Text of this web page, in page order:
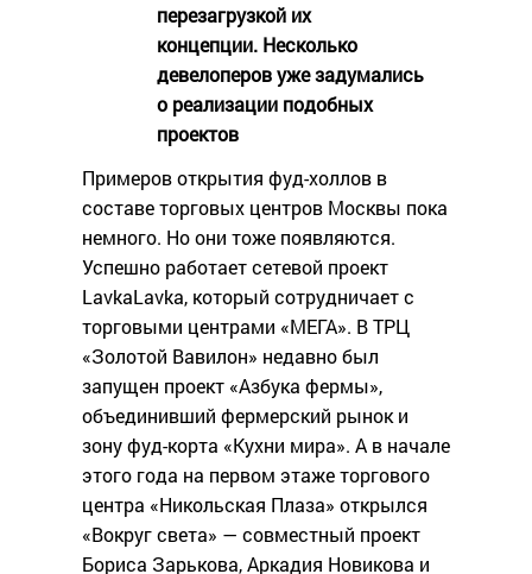
перезагрузкой их
концепции. Несколько
девелоперов уже задумались
о реализации подобных
проектов
Примеров открытия фуд-холлов в
составе торговых центров Москвы пока
немного. Но они тоже появляются.
Успешно работает сетевой проект
LavkaLavka, который сотрудничает с
торговыми центрами «МЕГА». В ТРЦ
«Золотой Вавилон» недавно был
запущен проект «Азбука фермы»,
объединивший фермерский рынок и
зону фуд-корта «Кухни мира». А в начале
этого года на первом этаже торгового
центра «Никольская Плаза» открылся
«Вокруг света» — совместный проект
Бориса Зарькова, Аркадия Новикова и